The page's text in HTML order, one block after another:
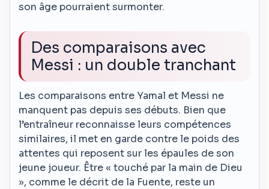
son âge pourraient surmonter.
Des comparaisons avec
Messi : un double tranchant
Les comparaisons entre Yamal et Messi ne
manquent pas depuis ses débuts. Bien que
l’entraîneur reconnaisse leurs compétences
similaires, il met en garde contre le poids des
attentes qui reposent sur les épaules de son
jeune joueur. Être « touché par la main de Dieu
», comme le décrit de la Fuente, reste un